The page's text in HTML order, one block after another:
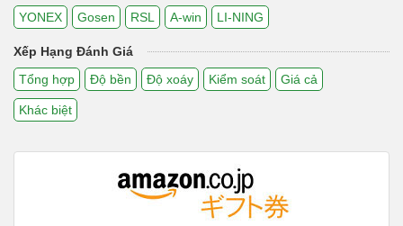
YONEX
Gosen RSL A-win LI-NING
Xếp Hạng Đánh Giá
Tổng hợp
Độ bền Độ xoáy Kiểm soát Giá cả
Khác biệt